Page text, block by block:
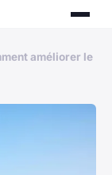
améliorer le